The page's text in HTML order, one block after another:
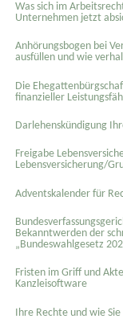
Was sich im
Unternehmen jetzt
Anhörungsbogen bei
ausfüllen und wie
Die
finanzieller
Darlehenskündigung
Freigabe
Lebensversicherung/
Adventskalender für
Bekanntwerden der
„Bundeswahlgesetz
Fristen im Griff und
Kanzleisoftware
Ihre Rechte und wie